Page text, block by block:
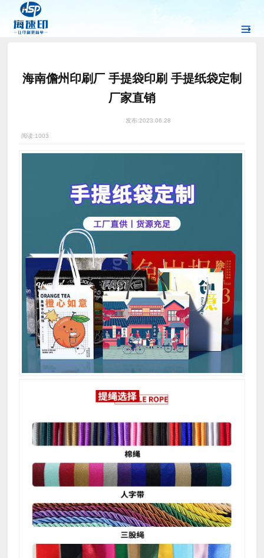
海南儋州印刷厂 手提袋印刷 手提纸袋定制
厂家直销
发布:2023.06.28
阅读:1003